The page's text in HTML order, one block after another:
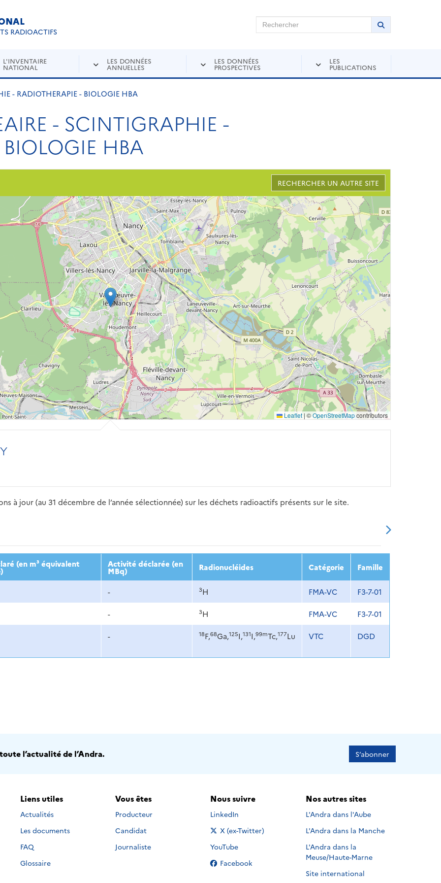
RADIOACTIFS
Rechercher sur Andra Inventaire Rechercher
Lancer la
L'INVENTAIRE
NATIONAL
LES DONNÉES
ANNUELLES
LES DONNÉES
PROSPECTIVES
LES
PUBLICATIONS
- RADIOTHERAPIE - BIOLOGIE HBA
- SCINTIGRAPHIE -
HBA
RECHERCHER UN AUTRE SITE
Leaflet | ©OpenStreetMapcontributors
à jour (au 31 décembre de l’année sélectionnée) sur les déchets radioactifs présents sur le site.
2017 2018 2019 2020 2021 2022 2023
(en m³ équivalent Activité déclarée (en
MBq) Radionucléides Catégorie Famille
- 3H FMA-VC F3-7-01
- 3H FMA-VC F3-7-01
- 18F,68Ga,125I,131I,99mTc,177Lu VTC DGD
l’actualité de l’Andra. S’abonner
Liens utiles
Actualités
Les documents
FAQ
Glossaire
Vous êtes
Producteur
Candidat
Journaliste
Nous suivre
Nous suivre sur
LinkedIn
Nous suivre sur
X (ex-Twitter)
Nous suivre sur
YouTube
Nous suivre sur
Facebook
Nos autres sites
L'Andra dans l'Aube
L'Andra dans la Manche
L'Andra dans la
Meuse/Haute-Marne
Site international